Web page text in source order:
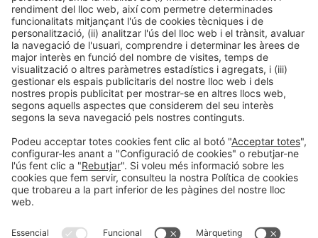
Dj 26 11:15h - 12:00h
Restauración Colectiva
Accés lliure
LLegir més